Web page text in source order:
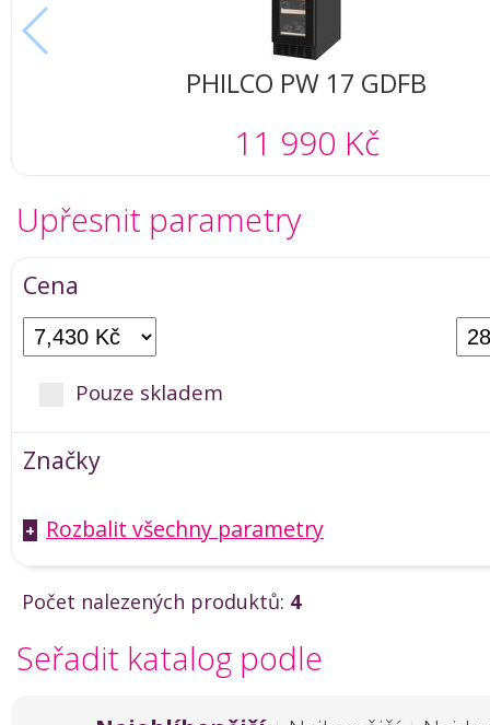
PHILCO PW 17 GDFB
11 990 Kč
Upřesnit parametry
Cena
Pouze skladem
Značky
+ Rozbalit všechny parametry
Počet nalezených produktů: 4
Seřadit katalog podle